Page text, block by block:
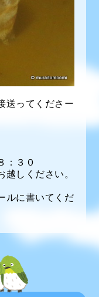
送ってくださー
：３０
越しください。
ルに書いてくだ